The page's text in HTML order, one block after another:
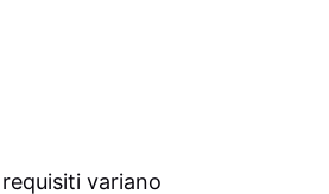
variano